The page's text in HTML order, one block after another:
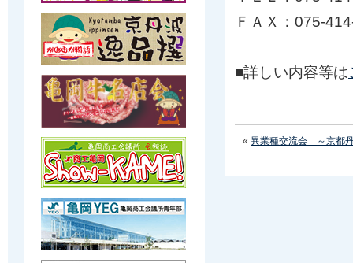
ＦＡＸ：075-
■詳しい内容等は
« 異業種交流会 ～京都